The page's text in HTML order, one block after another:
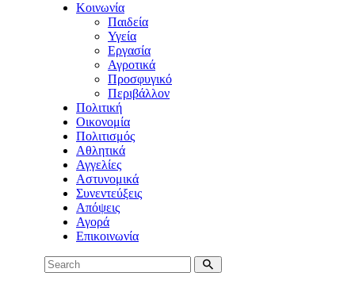
Κοινωνία
Παιδεία
Υγεία
Εργασία
Αγροτικά
Προσφυγικό
Περιβάλλον
Πολιτική
Οικονομία
Πολιτισμός
Αθλητικά
Αγγελίες
Αστυνομικά
Συνεντεύξεις
Απόψεις
Αγορά
Επικοινωνία